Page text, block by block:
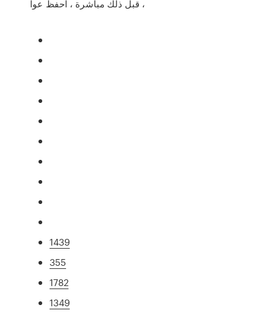
، قبل ذلك مباشرة ، احفظ عوا
1439
355
1782
1349